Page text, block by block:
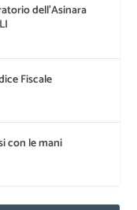
dell’Asinara
Fiscale
con le mani